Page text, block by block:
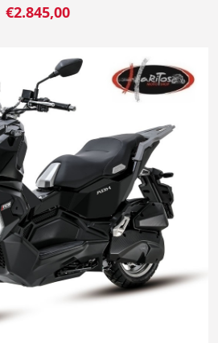
€2.845,00